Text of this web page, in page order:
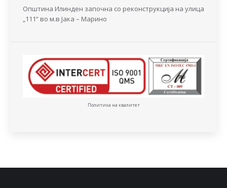
Општина Илинден започна со реконструкција на улица
„111“ во м.в Јака – Марино
Политика на квалитет